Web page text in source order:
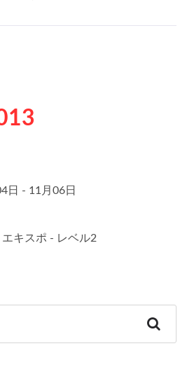
日 - 11月06日
キスポ - レベル2